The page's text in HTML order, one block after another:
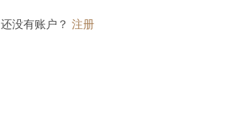
还没有账户？ 注册